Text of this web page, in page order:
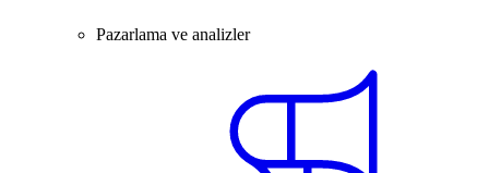
Pazarlama ve analizler